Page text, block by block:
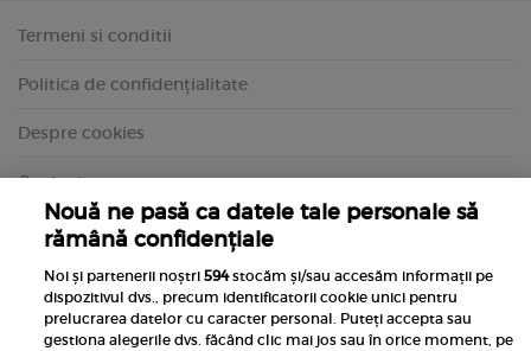
Termeni si conditii
Politica de confidențialitate
Despre cookies
Contact
Nouă ne pasă ca datele tale personale să
rămână confidențiale
Noi și partenerii noștri594stocăm și/sau accesăm informații pe
dispozitivul dvs., precum identificatorii cookie unici pentru
prelucrarea datelor cu caracter personal. Puteți accepta sau
gestiona alegerile dvs. făcând clic mai jos sau în orice moment, pe